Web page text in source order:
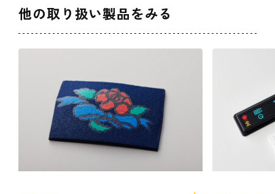
他の取り扱い製品をみる